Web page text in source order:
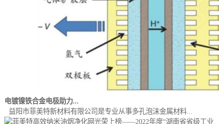
电镀镍铁合金电极助力...
益阳市菲美特新材料有限公司是专业从事多孔泡沫金属材料...